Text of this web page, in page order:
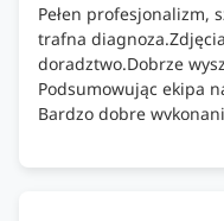
Pełen profesjonalizm,
trafna
doradztwo.Dobrze
Podsumowując ekipa
Bardzo dobre